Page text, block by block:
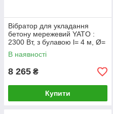
Вібратор для укладання
бетону мережевий YATO :
2300 Вт, з булавою l= 4 м, Ø=
35 мм [1]
В наявності
8 265 ₴
Купити